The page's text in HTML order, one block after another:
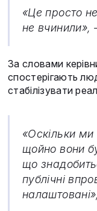
«Це просто
не вчинили»,
За словами
спостерігають
стабілізувати
«Оскільки
щойно вони
що
публічні